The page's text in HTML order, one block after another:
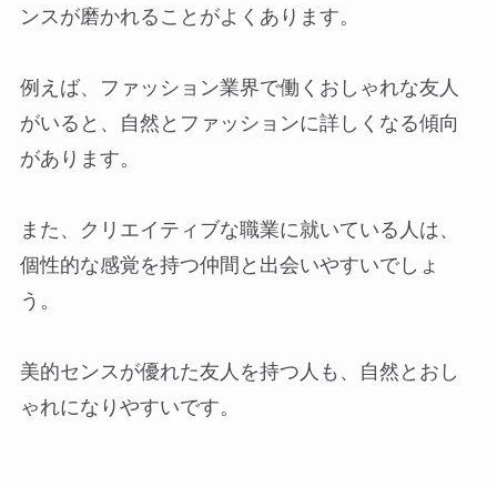
ンスが磨かれることがよくあります。
例えば、ファッション業界で働くおしゃれな友人
がいると、自然とファッションに詳しくなる傾向
があります。
また、クリエイティブな職業に就いている人は、
個性的な感覚を持つ仲間と出会いやすいでしょ
う。
美的センスが優れた友人を持つ人も、自然とおし
ゃれになりやすいです。